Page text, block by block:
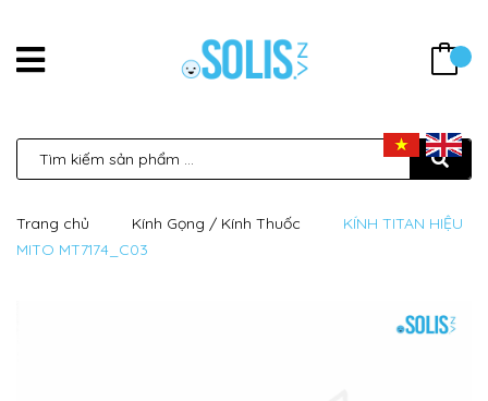
Trang chủ Kính Gọng / Kính Thuốc
KÍNH TITAN HIỆU
MITO MT7174_C03